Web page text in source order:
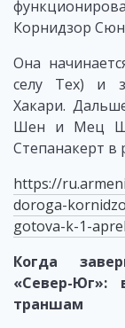
Корнидзор
Она
селу Тех) и
Хакари.
Шен и Мец
Степанакерт в
https://
doroga-
gotova-k-1-
Когда
«Север-Юг»:
траншам